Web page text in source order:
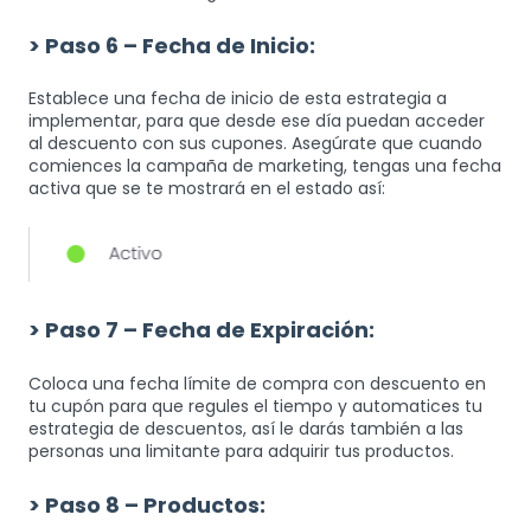
> Paso 6 – Fecha de Inicio:
Establece una fecha de inicio de esta estrategia a
implementar, para que desde ese día puedan acceder
al descuento con sus cupones. Asegúrate que cuando
comiences la campaña de marketing, tengas una fecha
activa que se te mostrará en el estado así:
> Paso 7 – Fecha de Expiración:
Coloca una fecha límite de compra con descuento en
tu cupón para que regules el tiempo y automatices tu
estrategia de descuentos, así le darás también a las
personas una limitante para adquirir tus productos.
> Paso 8 – Productos: